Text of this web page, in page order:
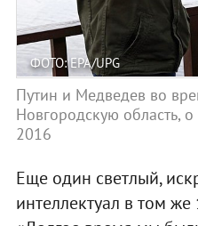
ФОТО: EPA/UPG
Путин и Медведев во
Новгородскую область,
2016
Еще один светлый,
интеллектуал в том